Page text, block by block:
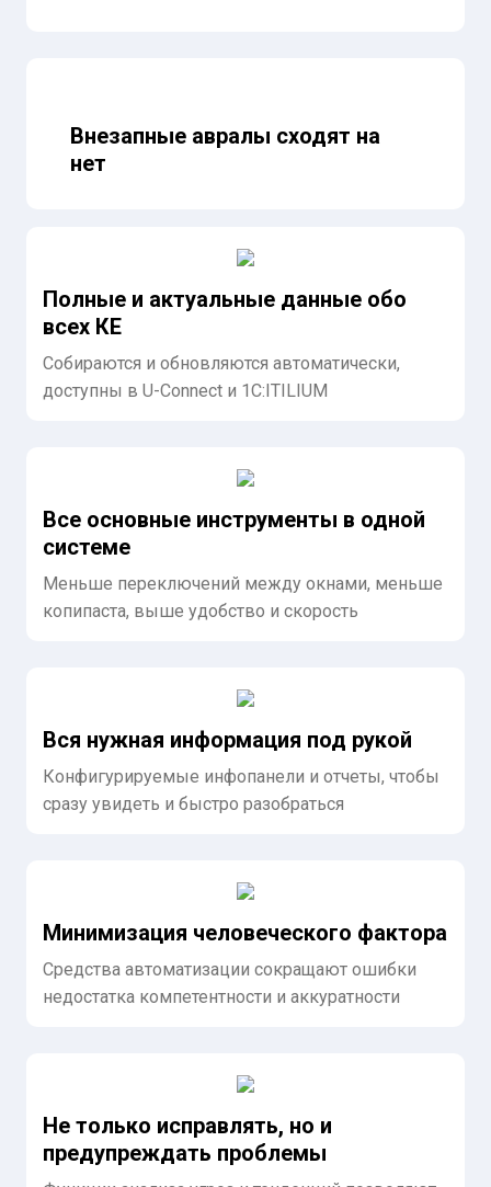
Внезапные авралы сходят на
нет
Полные и актуальные данные обо
всех КЕ
Собираются и обновляются автоматически,
доступны в U-Connect и 1С:ITILIUM
Все основные инструменты в одной
системе
Меньше переключений между окнами, меньше
копипаста, выше удобство и скорость
Вся нужная информация под рукой
Конфигурируемые инфопанели и отчеты, чтобы
сразу увидеть и быстро разобраться
Минимизация человеческого фактора
Средства автоматизации сокращают ошибки
недостатка компетентности и аккуратности
Не только исправлять, но и
предупреждать проблемы